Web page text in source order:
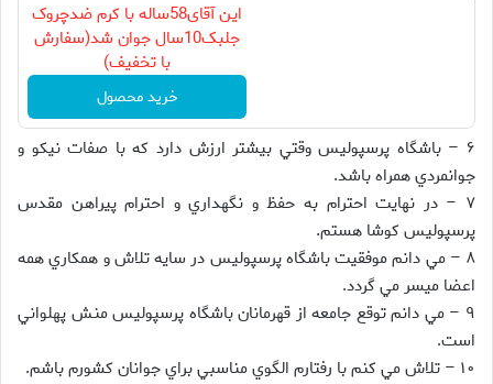
این آقای58ساله با کرم ضدچروک
جلبک10سال جوان شد(سفارش
با تخفیف)
خرید محصول
۶ – باشگاه پرسپوليس وقتي بيشتر ارزش دارد كه با صفات نيكو و
جوانمردي همراه باشد.
۷ – در نهايت احترام به حفظ و نگهداري و احترام پيراهن مقدس
پرسپوليس كوشا هستم.
۸ – مي دانم موفقيت باشگاه پرسپوليس در سايه تلاش و همكاري همه
اعضا ميسر مي گردد.
۹ – مي دانم توقع جامعه از قهرمانان باشگاه پرسپوليس منش پهلواني
است.
۱۰ – تلاش مي كنم با رفتارم الگوي مناسبي براي جوانان كشورم باشم.